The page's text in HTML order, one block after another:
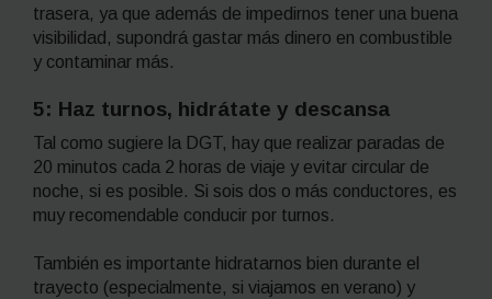
trasera, ya que además de impedirnos tener una buena
visibilidad, supondrá gastar más dinero en combustible
y contaminar más.
5: Haz turnos, hidrátate y descansa
Tal como sugiere la DGT, hay que realizar paradas de
20 minutos cada 2 horas de viaje y evitar circular de
noche, si es posible. Si sois dos o más conductores, es
muy recomendable conducir por turnos.
También es importante hidratarnos bien durante el
trayecto (especialmente, si viajamos en verano) y